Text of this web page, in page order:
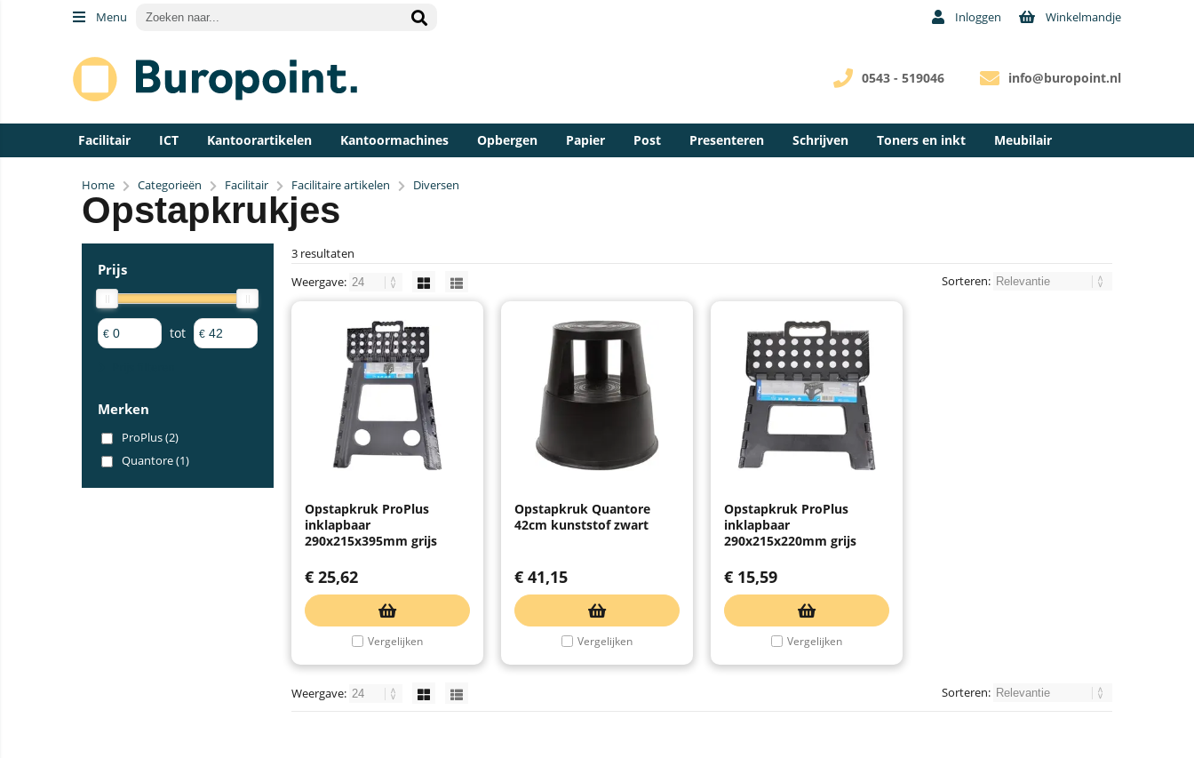
Menu Inloggen Winkelmandje
info@buropoint.nl
0543 - 519046
Facilitair ICT Kantoorartikelen Kantoormachines Opbergen Papier Post Presenteren Schrijven Toners en inkt Meubilair
Home Categorieën Facilitair Facilitaire artikelen Diversen
Opstapkrukjes
Prijs
€ tot €
Merken
ProPlus (2)
Quantore (1)
3 resultaten
Weergave:
Sorteren:
Opstapkruk ProPlus
inklapbaar
290x215x395mm grijs
€ 25,62
Vergelijken
Opstapkruk Quantore
42cm kunststof zwart
€ 41,15
Vergelijken
Opstapkruk ProPlus
inklapbaar
290x215x220mm grijs
€ 15,59
Vergelijken
Weergave: Sorteren: